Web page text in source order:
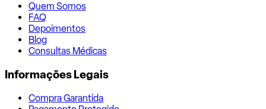
Quem Somos
FAQ
Depoimentos
Blog
Consultas Médicas
Informações Legais
Compra Garantida